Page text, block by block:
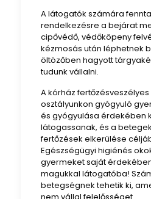
A látogatók számára
rendelkezésre a bejárat
cipővédő, védőköpeny
kézmosás után léphetnek
öltözőben hagyott
tudunk vállalni.
A kórház
osztályunkon gyógyuló
és gyógyulása érdekében
látogassanak, és a
fertőzések elkerülése
Egészségügyi higiénés
gyermeket saját
magukkal látogatóba!
betegségnek tehetik ki,